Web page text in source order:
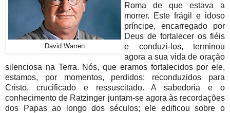
David Warren
Roma de que estava a
morrer. Este frágil e idoso
príncipe, encarregado por
Deus de fortalecer os fiéis
e conduzi-los, terminou
agora a sua vida de oração
silenciosa na Terra. Nós, que eramos fortalecidos por ele,
estamos, por momentos, perdidos; reconduzidos para
Cristo, crucificado e ressuscitado. A sabedoria e o
conhecimento de Ratzinger juntam-se agora às recordações
dos Papas ao longo dos séculos; ele edificou sobre o